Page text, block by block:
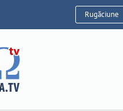
Rugăciune